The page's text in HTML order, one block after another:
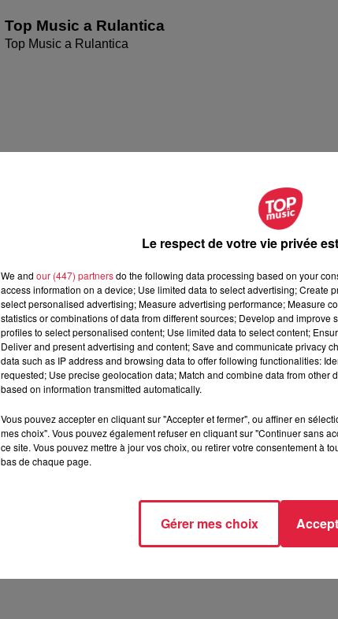
Top Music a Rulantica
Top Music a Rulantica
Vendredi 03 juillet 2026
Le respect de votre vie privée
We and our (447) partnersdo the following data processing based on your
access information on a device; Use limited data to select advertising; Create
select personalised advertising; Measure advertising performance; Measure
statistics or combinations of data from different sources; Develop and
profiles to select personalised content; Use limited data to select content;
Deliver and present advertising and content; Save and communicate privacy
data such as IP address and browsing data to offer following functionalities:
requested; Use precise geolocation data; Match and combine data from other
based on information transmitted automatically.
Vous pouvez accepter en cliquant sur "Accepter et fermer", ou affiner en
mes choix". Vous pouvez également refuser en cliquant sur "Continuer sans
ce site. Vous pouvez mettre à jour vos choix, ou retirer votre consentement à
bas de chaque page.
Gérer mes choix